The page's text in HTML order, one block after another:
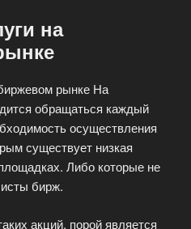
на
рынке На
обращаться каждый
осуществления
существует низкая
Либо которые не
бирж.
акций, порой является